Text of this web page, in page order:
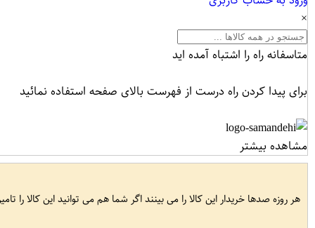
×
متاسفانه راه را اشتباه آمده اید
برای پیدا کردن راه درست از فهرست بالای صفحه استفاده نمائید
مشاهده بیشتر
هر روزه صدها خریدار این کالا را می بینند اگر شما هم می توانید این کالا را